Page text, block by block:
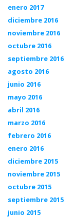
enero 2017
diciembre 2016
noviembre 2016
octubre 2016
septiembre 2016
agosto 2016
junio 2016
mayo 2016
abril 2016
marzo 2016
febrero 2016
enero 2016
diciembre 2015
noviembre 2015
octubre 2015
septiembre 2015
junio 2015